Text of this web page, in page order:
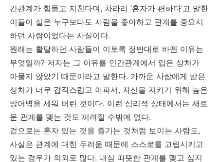
간관계가 힘들고 지친다며, 차라리 ‘혼자가 편하다’고 말한
이들이 실은 누구보다도 사람을 좋아하고 관계를 중요시
하던 사람이었다는 사실이다.
원래는 활달하던 사람들이 이토록 정반대로 바뀐 이유는
무엇일까? 저자는 그 이유를 인간관계에서 입은 상처가
아물지 않았기 때문이라고 말한다. 가까운 사람에게 받은
상처가 너무 갑작스럽고 아파서, 자신을 지키기 위해 높은
방어벽을 세워 버린 것이다. 이런 심리적 상태에서는 새로
운 관계를 맺는 것도 꺼려질 수밖에 없다.
겉으로는 혼자 있는 것을 즐기는 것처럼 보이는 사람도,
사실은 관계에 대한 두려움 때문에 스스로를 고립시키고
있는 경우가 의외로 많다. 내심 따뜻한 관계를 맺고 싶지